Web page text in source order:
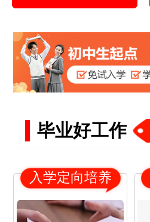
毕业好工作
入学定向培养